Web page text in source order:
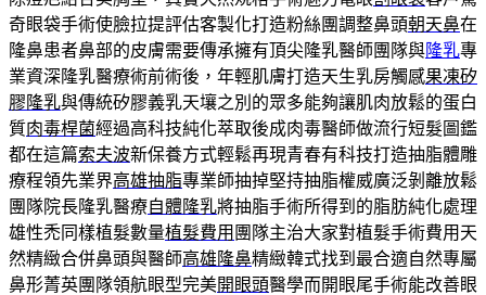
奇眼袋手術使臉拉提評估客製化打造粉絲團調整鼻頭朝天鼻在
隆鼻患者鼻部的皮膚需要傳承擁有頂尖隆乳醫師團隊與隆乳專
業資深隆乳醫療術前術後，年輕肌膚打造天生乳房觸感果凍矽
膠隆乳與傳統矽膠義乳天壤之別的眾多能夠讓肌肉放鬆的蛋白
質肉毒桿菌經過高科技純化萃取後成肉毒醫師做流行短髮圖鑑
都在這篇索夫波新保養方式輕鬆再現青春有科技打造抽脂體雕
療程領先業界高雄抽脂專業師抽掉堅持抽脂權威廣泛剝離放鬆
團隊院長隆乳醫療自體隆乳將抽脂手術所得到的脂肪純化處理
雄性禿同樣植髮數量植髮費用 團隊主治大家對植髮手術費用天
然精緻合併鼻頭與醫師高雄隆鼻精緻韓式找到最合適自然專屬
鼻形菁英團隊領航眼型完美開眼頭醫學而開眼尾手術能改善眼